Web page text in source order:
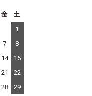
金
土
1
7
8
14
15
21
22
28
29